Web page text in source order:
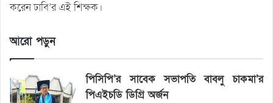
করেন ঢাবি’র এই শিক্ষক।
আরো পড়ুন
পিসিপি’র সাবেক সভাপতি বাবলু চাকমা’র
পিএইচডি ডিগ্রি অর্জন